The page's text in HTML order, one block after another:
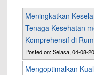
Meningkatkan
Tenaga Kesehatan
Komprehensif di
Posted on: Selasa, 04-08-
Mengoptimalkan